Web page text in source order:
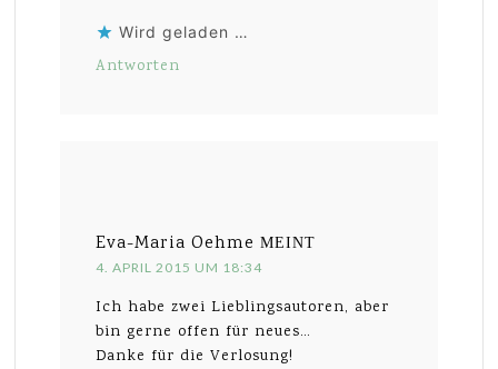
Wird geladen …
Antworten
Eva-Maria Oehme MEINT
4. APRIL 2015 UM 18:34
Ich habe zwei Lieblingsautoren, aber
bin gerne offen für neues…
Danke für die Verlosung!